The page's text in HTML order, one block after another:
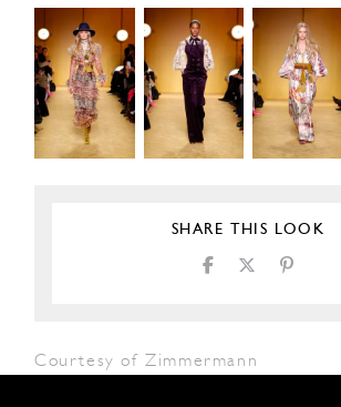
SHARE THIS LOOK
Courtesy of Zimmermann